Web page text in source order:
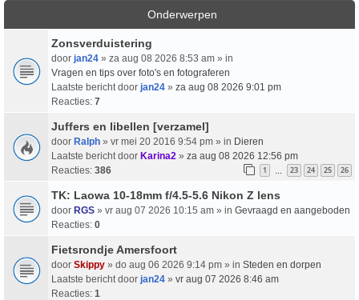
Onderwerpen
Zonsverduistering
door jan24 » za aug 08 2026 8:53 am » in
Vragen en tips over foto's en fotograferen
Laatste bericht door jan24 » za aug 08 2026 9:01 pm
Reacties: 7
Juffers en libellen [verzamel]
door Ralph » vr mei 20 2016 9:54 pm » in Dieren
Laatste bericht door Karina2 » za aug 08 2026 12:56 pm
Reacties: 386 1 … 23 24 25 26
TK: Laowa 10-18mm f/4.5-5.6 Nikon Z lens
door RGS » vr aug 07 2026 10:15 am » in Gevraagd en aangeboden
Reacties: 0
Fietsrondje Amersfoort
door Skippy » do aug 06 2026 9:14 pm » in Steden en dorpen
Laatste bericht door jan24 » vr aug 07 2026 8:46 am
Reacties: 1